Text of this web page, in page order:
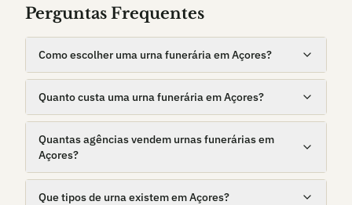
Perguntas Frequentes
Como escolher uma urna funerária em Açores?
Quanto custa uma urna funerária em Açores?
Quantas agências vendem urnas funerárias em
Açores?
Que tipos de urna existem em Açores?